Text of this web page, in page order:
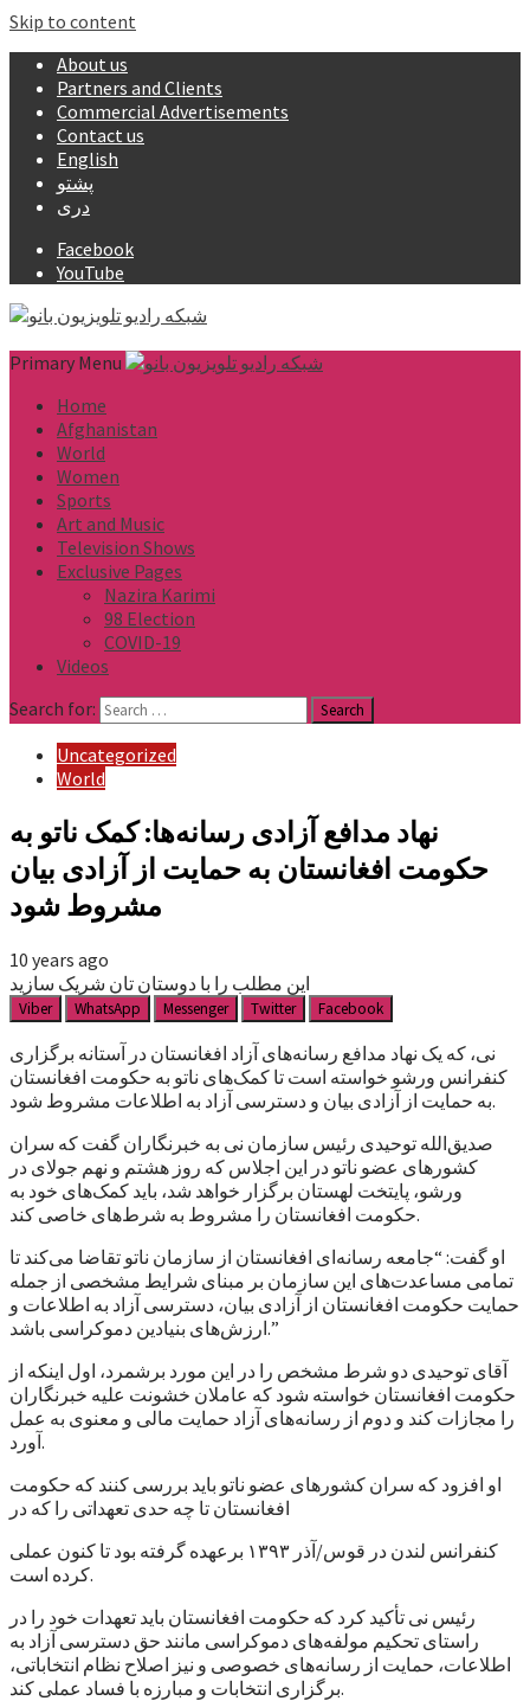
Skip to content
About us
Partners and Clients
Commercial Advertisements
Contact us
English
پشتو
دری
Facebook
YouTube
Primary Menu
Home
Afghanistan
World
Women
Sports
Art and Music
Television Shows
Exclusive Pages
Nazira Karimi
98 Election
COVID-19
Videos
Search for:
Uncategorized
World
نهاد مدافع آزادی رسانه‌ها: کمک ناتو به
حکومت افغانستان به حمایت از آزادی بیان
مشروط شود
10 years ago
این مطلب را با دوستان تان شریک سازید
Viber WhatsApp Messenger Twitter Facebook
نی، که یک نهاد مدافع رسانه‌های آزاد افغانستان در آستانه برگزاری
کنفرانس ورشو خواسته است تا کمک‌های ناتو به حکومت افغانستان
به حمایت از آزادی بیان و دسترسی آزاد به اطلاعات مشروط شود.
صدیق‌الله توحیدی رئیس سازمان نی به خبرنگاران گفت که سران
کشورهای عضو ناتو در این اجلاس که روز هشتم و نهم جولای در
ورشو، پایتخت لهستان برگزار خواهد شد، باید کمک‌های خود به
حکومت افغانستان را مشروط به شرط‌های خاصی کند.
او گفت: “جامعه رسانه‌ای افغانستان از سازمان ناتو تقاضا می‌کند تا
تمامی مساعدت‌های این سازمان بر مبنای شرایط مشخصی از جمله
حمایت حکومت افغانستان از آزادی بیان، دسترسی آزاد به اطلاعات و
ارزش‌های بنیادین دموکراسی باشد.”
آقای توحیدی دو شرط مشخص را در این مورد برشمرد، اول اینکه از
حکومت افغانستان خواسته شود که عاملان خشونت علیه خبرنگاران
را مجازات کند و دوم از رسانه‌های آزاد حمایت مالی و معنوی به عمل
آورد.
او افزود که سران کشورهای عضو ناتو باید بررسی کنند که حکومت
افغانستان تا چه حدی تعهداتی را که در
کنفرانس لندن در قوس/آذر ۱۳۹۳ برعهده گرفته بود تا کنون عملی
کرده است.
رئیس نی تأکید کرد که حکومت افغانستان باید تعهدات خود را در
راستای تحکیم مولفه‌های دموکراسی مانند حق دسترسی آزاد به
اطلاعات، حمایت از رسانه‌های خصوصی و نیز اصلاح نظام انتخاباتی،
برگزاری انتخابات و مبارزه با فساد عملی کند.